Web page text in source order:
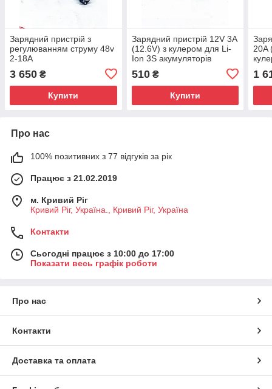
Зарядний пристрій з
регулюванням струму 48v
2-18А
3 650 ₴
Купити
Зарядний пристрій 12V 3A
(12.6V) з кулером для Li-
Ion 3S акумуляторів
510₴
Купити
20A
1
Про нас
100% позитивних з 77 відгуків за рік
Працює з 21.02.2019
м. Кривий Ріг
Кривий Ріг, Україна., Кривий Ріг, Україна
Контакти
Сьогодні працює з 10:00 до 17:00
Показати весь графік роботи
Про нас
Контакти
Доставка та оплата